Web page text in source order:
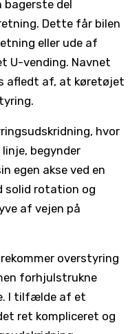
del
Dette får bilen
eller ude af
U-vending. Navnet
afledt af, at køretøjet
hvor
begynder
egen akse ved en
solid rotation og
af vejen på
overstyring
forhjulstrukne
I tilfælde af et
ret kompliceret og